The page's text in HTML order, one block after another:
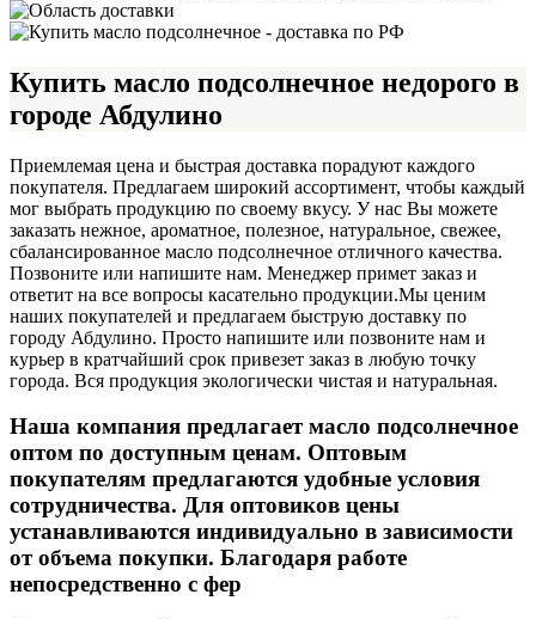
Купить масло подсолнечное недорого в
городе Абдулино
Приемлемая цена и быстрая доставка порадуют каждого
покупателя. Предлагаем широкий ассортимент, чтобы каждый
мог выбрать продукцию по своему вкусу. У нас Вы можете
заказать нежное, ароматное, полезное, натуральное, свежее,
сбалансированное масло подсолнечное отличного качества.
Позвоните или напишите нам. Менеджер примет заказ и
ответит на все вопросы касательно продукции.Мы ценим
наших покупателей и предлагаем быструю доставку по
городу Абдулино. Просто напишите или позвоните нам и
курьер в кратчайший срок привезет заказ в любую точку
города. Вся продукция экологически чистая и натуральная.
Наша компания предлагает масло подсолнечное
оптом по доступным ценам. Оптовым
покупателям предлагаются удобные условия
сотрудничества. Для оптовиков цены
устанавливаются индивидуально в зависимости
от объема покупки. Благодаря работе
непосредственно с фер